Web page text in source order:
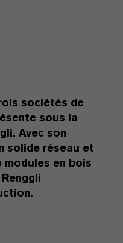
sociétés de
sous la
Avec son
solide réseau et
modules en bois